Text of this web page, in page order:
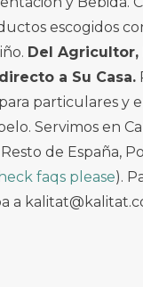
escogidos
Del Agricultor,
a Su Casa.
particulares y
Servimos en
de España,
faqs please).
a